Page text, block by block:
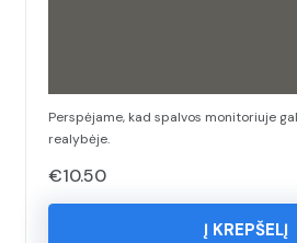
Perspėjame, kad spalvos monitoriuje
realybėje.
€10.50
Į KREPŠELĮ